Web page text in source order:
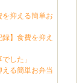
抑える簡単お
】食費を抑え
した」
る簡単お弁当